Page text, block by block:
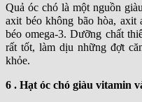
Quả óc chó là một nguồn
axit béo không bão hòa, axit
béo omega-3. Dưỡng chất
rất tốt, làm dịu những đợt
khỏe.
6 . Hạt óc chó giàu vitamin